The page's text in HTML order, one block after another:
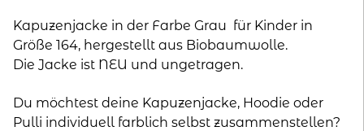
Kapuzenjacke in der Farbe Grau für Kinder in
Größe 164, hergestellt aus Biobaumwolle.
Die Jacke ist NEU und ungetragen.
Du möchtest deine Kapuzenjacke, Hoodie oder
Pulli individuell farblich selbst zusammenstellen?